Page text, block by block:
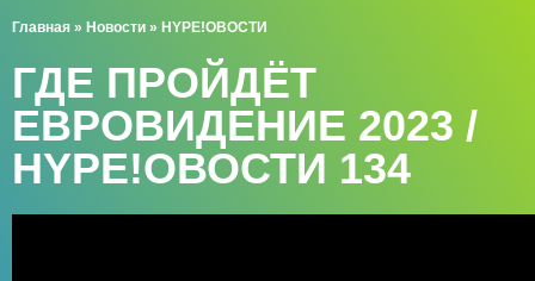
Главная » Новости » HYPE!ОВОСТИ
ГДЕ ПРОЙДЁТ
ЕВРОВИДЕНИЕ 2023 /
HYPE!ОВОСТИ 134